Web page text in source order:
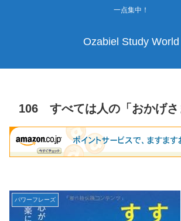
一点集中！
Ozabiel Study World
106 すべては人の「おかげさ
パワーフレーズ